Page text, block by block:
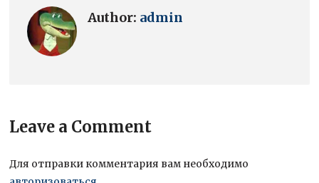
Author: admin
Leave a Comment
Для отправки комментария вам необходимо